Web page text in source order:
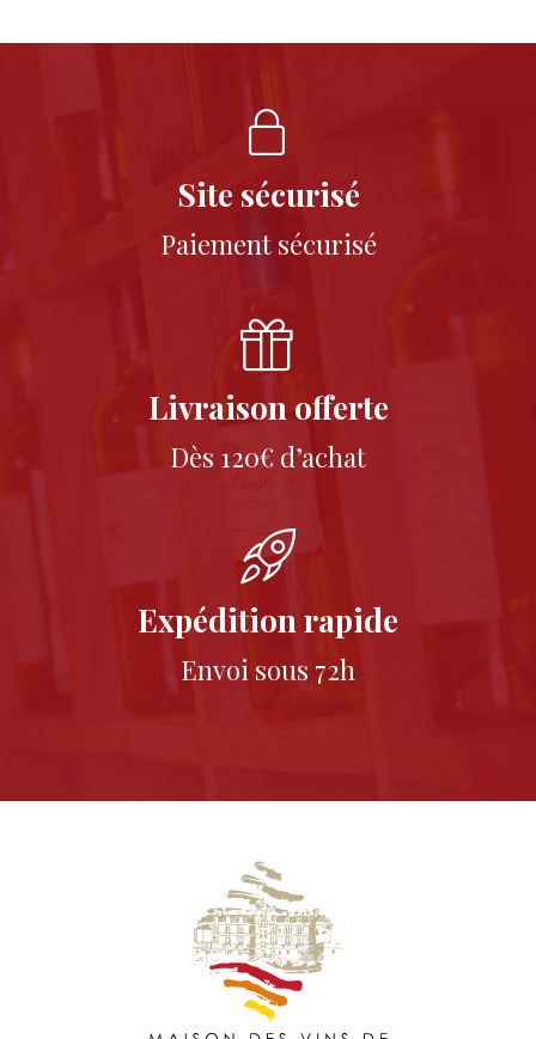
Site sécurisé
Paiement sécurisé
Livraison offerte
Dès 120€ d’achat
Expédition rapide
Envoi sous 72h